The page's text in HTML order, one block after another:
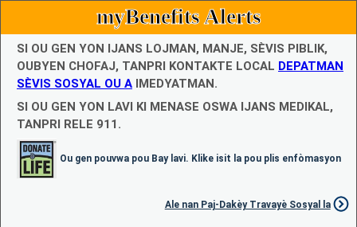
myBenefits Alerts
SI OU GEN YON IJANS LOJMAN, MANJE, SÈVIS PIBLIK,
OUBYEN CHOFAJ, TANPRI KONTAKTE LOCAL DEPATMAN
SÈVIS SOSYAL OU A IMEDYATMAN.
SI OU GEN YON LAVI KI MENASE OSWA IJANS MEDIKAL,
TANPRI RELE 911.
Ou gen pouvwa pou Bay lavi. Klike isit la pou plis enfòmasyon
Ale nan Paj-Dakèy Travayè Sosyal la